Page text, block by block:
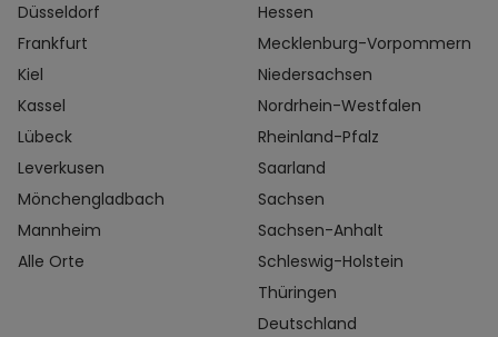
Düsseldorf
Frankfurt
Kiel
Kassel
Lübeck
Leverkusen
Mönchengladbach
Mannheim
Alle Orte
Hessen
Mecklenburg-Vorpommern
Niedersachsen
Nordrhein-Westfalen
Rheinland-Pfalz
Saarland
Sachsen
Sachsen-Anhalt
Schleswig-Holstein
Thüringen
Deutschland